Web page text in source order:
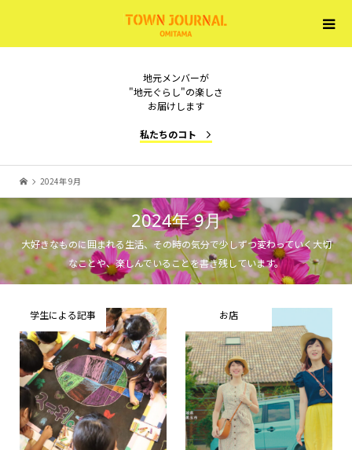
地元メンバーが
"地元ぐらし"の楽しさ
お届けします
私たちのコト
2024年 9月
2024年 9月
大好きなものに囲まれる生活、その時の気分で少しずつ変わっていく大切
なことや、楽しんでいることを書き残しています。
学生による記事 お店